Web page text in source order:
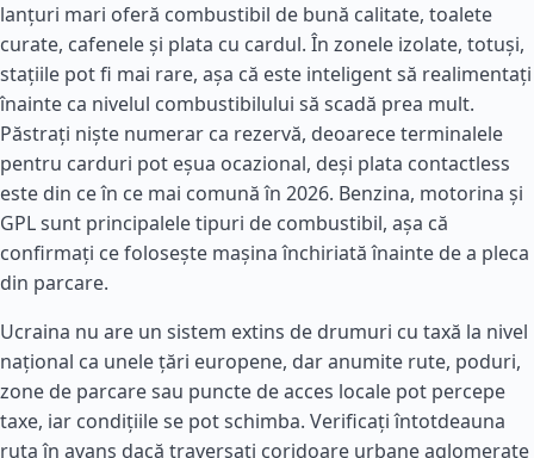
lanțuri mari oferă combustibil de bună calitate, toalete
curate, cafenele și plata cu cardul. În zonele izolate, totuși,
stațiile pot fi mai rare, așa că este inteligent să realimentați
înainte ca nivelul combustibilului să scadă prea mult.
Păstrați niște numerar ca rezervă, deoarece terminalele
pentru carduri pot eșua ocazional, deși plata contactless
este din ce în ce mai comună în 2026. Benzina, motorina și
GPL sunt principalele tipuri de combustibil, așa că
confirmați ce folosește mașina închiriată înainte de a pleca
din parcare.
Ucraina nu are un sistem extins de drumuri cu taxă la nivel
național ca unele țări europene, dar anumite rute, poduri,
zone de parcare sau puncte de acces locale pot percepe
taxe, iar condițiile se pot schimba. Verificați întotdeauna
ruta în avans dacă traversați coridoare urbane aglomerate